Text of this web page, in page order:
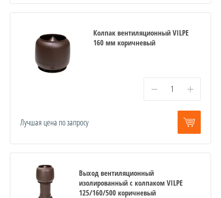
Колпак вентиляционный VILPE
160 мм коричневый
− +
Лучшая цена по запросу
Выход вентиляционный
изолированный с колпаком VILPE
125/160/500 коричневый